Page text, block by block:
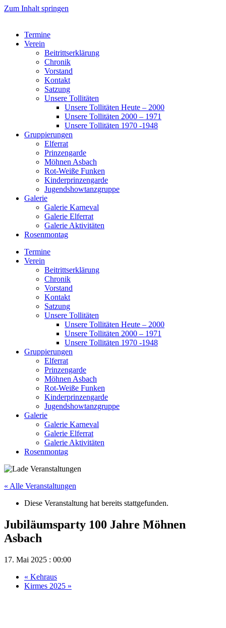
Zum Inhalt springen
Termine
Verein
Beitrittserklärung
Chronik
Vorstand
Kontakt
Satzung
Unsere Tollitäten
Unsere Tollitäten Heute – 2000
Unsere Tollitäten 2000 – 1971
Unsere Tollitäten 1970 -1948
Gruppierungen
Elferrat
Prinzengarde
Möhnen Asbach
Rot-Weiße Funken
Kinderprinzengarde
Jugendshowtanzgruppe
Galerie
Galerie Karneval
Galerie Elferrat
Galerie Aktivitäten
Rosenmontag
Termine
Verein
Beitrittserklärung
Chronik
Vorstand
Kontakt
Satzung
Unsere Tollitäten
Unsere Tollitäten Heute – 2000
Unsere Tollitäten 2000 – 1971
Unsere Tollitäten 1970 -1948
Gruppierungen
Elferrat
Prinzengarde
Möhnen Asbach
Rot-Weiße Funken
Kinderprinzengarde
Jugendshowtanzgruppe
Galerie
Galerie Karneval
Galerie Elferrat
Galerie Aktivitäten
Rosenmontag
« Alle Veranstaltungen
Diese Veranstaltung hat bereits stattgefunden.
Jubiläumsparty 100 Jahre Möhnen
Asbach
17. Mai 2025 : 00:00
« Kehraus
Kirmes 2025 »